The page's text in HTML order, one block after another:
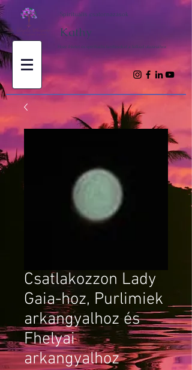
Kathy
Spirituális csatornázások
Hozz ihletet és spirituális tanításokat a lelked utazásához
Csatlakozzon Lady
Gaia-hoz, Purlimiek
arkangyalhoz és
Fhelyai
arkangyalhoz